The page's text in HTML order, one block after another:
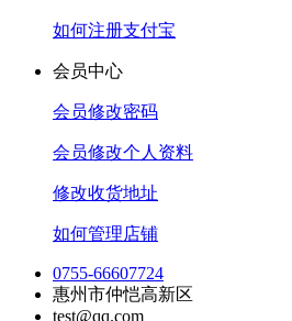
如何注册支付宝
会员中心
会员修改密码
会员修改个人资料
修改收货地址
如何管理店铺
0755-66607724
惠州市仲恺高新区
test@qq.com